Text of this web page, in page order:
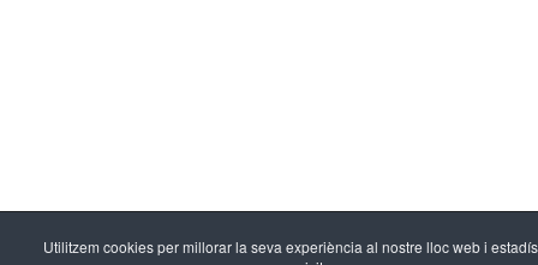
Utilitzem cookies per millorar la seva experiència al nostre lloc web i